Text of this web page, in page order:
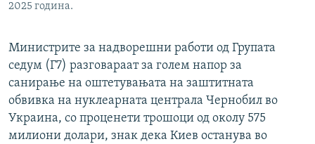
2025 година.
Министрите за надворешни работи од Групата
седум (Г7) разговараат за голем напор за
санирање на оштетувањата на заштитната
обвивка на нуклеарната централа Чернобил во
Украина, со проценети трошоци од околу 575
милиони долари, знак дека Киев останува во